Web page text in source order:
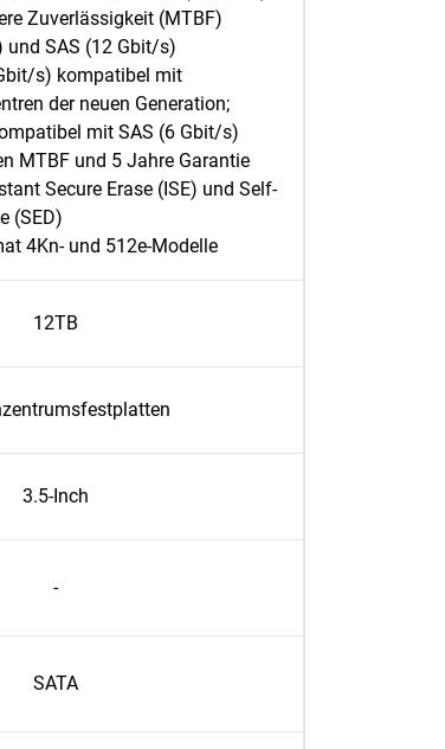
Zuverlässigkeit (MTBF)
und SAS (12 Gbit/s)
s) kompatibel mit
der neuen Generation;
mit SAS (6 Gbit/s)
MTBF und 5 Jahre Garantie
Secure Erase (ISE) und Self-
(SED)
4Kn- und 512e-Modelle
12TB
3.5-Inch
-
SATA